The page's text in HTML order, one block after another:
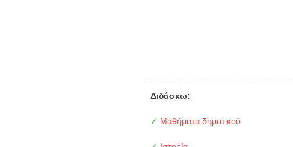
Διδάσκω:
✓ Μαθήματα δημοτικού